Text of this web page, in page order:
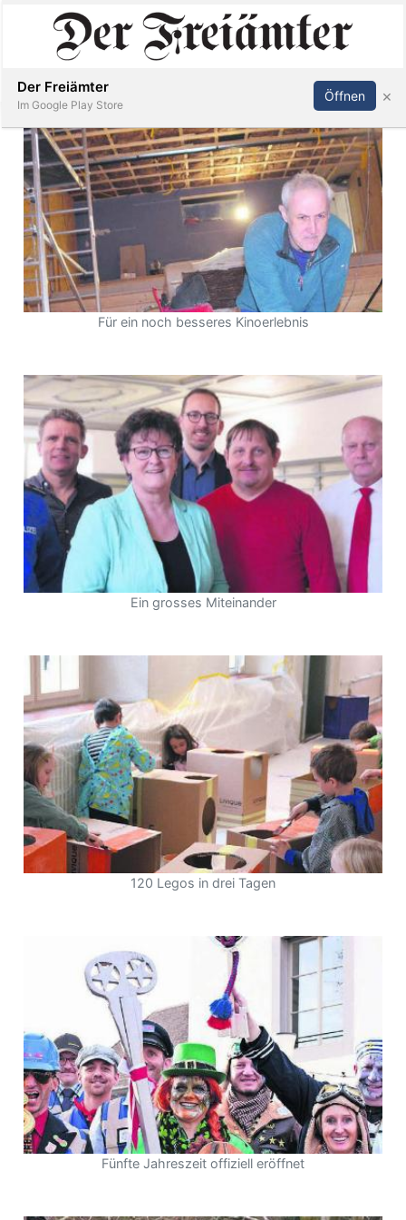
Immobilien
Veranstaltungen
Stellen
Newsletter
App
Inserieren Abonnieren Anmelden
Für ein noch besseres Kinoerlebnis
Ein grosses Miteinander
120 Legos in drei Tagen
Fünfte Jahreszeit offiziell eröffnet
Der Freiämter
Im Google Play Store
Öffnen ×